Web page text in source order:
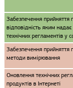
Забезпечення прийняття
відповідність яким
технічних регламентів у
Забезпечення прийняття
методи вимірювання
Оновлення технічних
продуктів в Інтернеті